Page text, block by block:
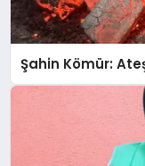
Şahin Kömür: